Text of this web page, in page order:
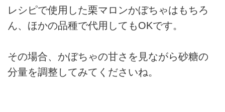
レシピで使用した栗マロンかぼちゃはもちろ
ん、ほかの品種で代用してもOKです。
その場合、かぼちゃの甘さを見ながら砂糖の
分量を調整してみてくださいね。